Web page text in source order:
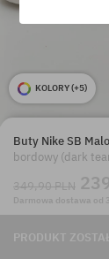
KOLORY (+5)
Buty Nike SB
bordowy (dark
349,90 PLN
Darmowa dostawa od
PRODUKT